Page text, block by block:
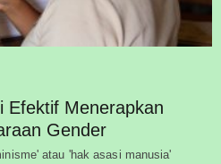
Efektif Menerapkan
Gender
atau 'hak asasi manusia'